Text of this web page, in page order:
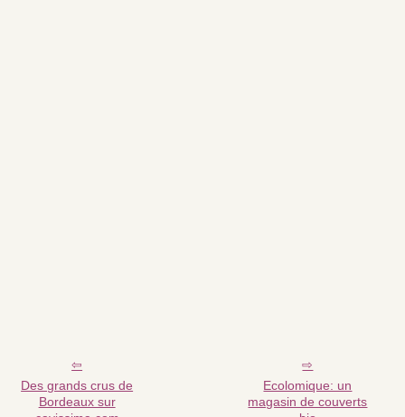
Des grands crus de
Bordeaux sur
Ecolomique: un
magasin de couverts